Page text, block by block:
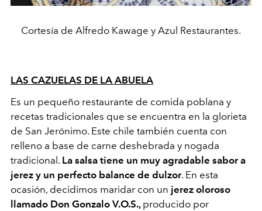
Cortesía de Alfredo Kawage y Azul Restaurantes.
LAS CAZUELAS DE LA ABUELA
Es un pequeño restaurante de comida poblana y
recetas tradicionales que se encuentra en la glorieta
de San Jerónimo. Este chile también cuenta con
relleno a base de carne deshebrada y nogada
tradicional. La salsa tiene un muy agradable sabor a
jerez y un perfecto balance de dulzor. En esta
ocasión, decidimos maridar con un jerez oloroso
llamado Don Gonzalo V.O.S., producido por